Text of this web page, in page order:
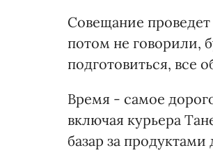
Совещание
потом не говорили,
подготовиться, все
Время - самое
включая курьера
базар за